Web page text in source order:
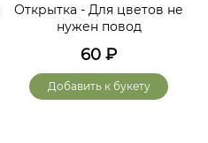
Открытка - Для цветов не
нужен повод
60 ₽
Добавить к букету